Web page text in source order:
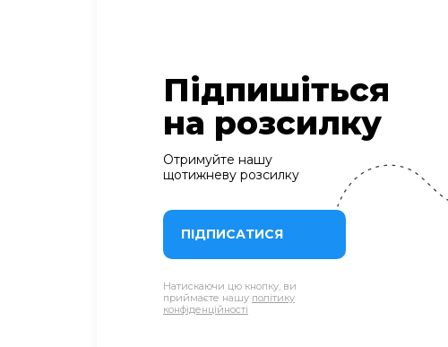
Підпишіться
на розсилку
Отримуйте нашу
щотижневу розсилку
ПІДПИСАТИСЯ
Натискаючи цю кнопку, ви
приймаєте нашу політику
конфіденційності